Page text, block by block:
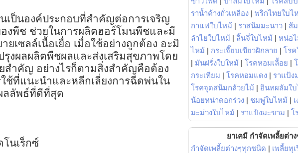
เป็นองค์ประกอบที่สำคัญต่อการเจริญ
งพืช ช่วยในการผลิตฮอร์โมนพืชและมี
ยเซลล์เนื้อเยื่อ เมื่อใช้อย่างถูกต้อง อะมิ
งผลผลิตพืชผลและส่งเสริมสุขภาพโดย
สำคัญ อย่างไรก็ตามสิ่งสำคัญคือต้อง
ช้ที่แนะนำและหลีกเลี่ยงการฉีดพ่นใน
ลลัพธ์ที่ดีที่สุด
โนเร็กซ์
ราน้ำค้างถั่วเหลือง | พริกไทยใบไ
กาแฟใบไหม้ | ราสนิมมะนาว | ส้
ลำไยใบไหม้ | ลิ้นจี่ใบไหม้ | หน่อ
ไหม้ | กระเจี๊ยบเขียวฝักลาย | โร
| มันฝรั่งใบใหม้ | โรคหอมเลื้อย |
กระเทียม | โรคหอมแดง | ราแป้ง
โรคจุดสนิมกล้วยไม้ | อินทผลัมใ
น้อยหน่าดอกร่วง | ชมพู่ใบไหม้ |
มะม่วงใบไหม้ | ราแป้งมะขาม | โ
ยาเคมี กำจัดเพลี้ยต่าง
กำจัดเพลี้ยต่างๆทุกชนิด | เพลี้ยทุ